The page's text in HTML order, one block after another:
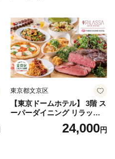
東京都文京区
【東京ドームホテル】 3階 ス
ーパーダイニング リラッサ
ランチブッフェ お食事券 大
人1名様分 関東 東京 ご利用
24,000円